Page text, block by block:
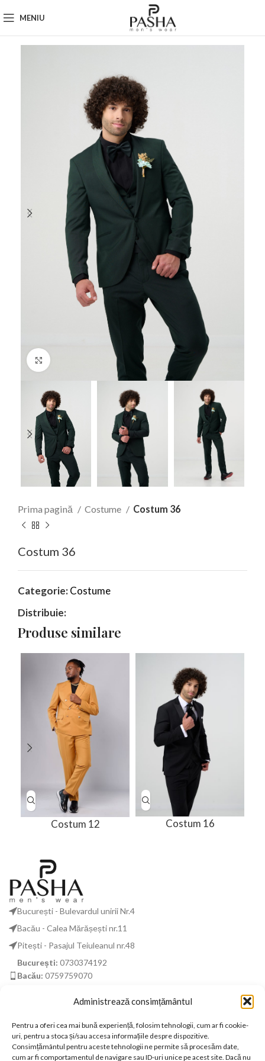
Administrează consimțământul
Pentru a oferi cea mai bună experiență, folosim tehnologii, cum ar fi cookie-
uri, pentru a stoca și/sau accesa informațiile despre dispozitive.
Consimțământul pentru aceste tehnologii ne permite să procesăm date,
cum ar fi comportamentul de navigare sau ID-uri unice pe acest site. Dacă nu
MENIU
Faceți click pentru a mări
Prima pagină Costume Costum 36
Costum 36
Categorie:Costume
Distribuie:
Produse similare
Costum 12 Costum 16
București - Bulevardul unirii Nr.4
Bacău - Calea Mărășești nr.11
Pitești - Pasajul Teiuleanul nr.48
București: 0730374192
Bacău: 0759759070
business@pashamenofficial.com
DISCLAIMER